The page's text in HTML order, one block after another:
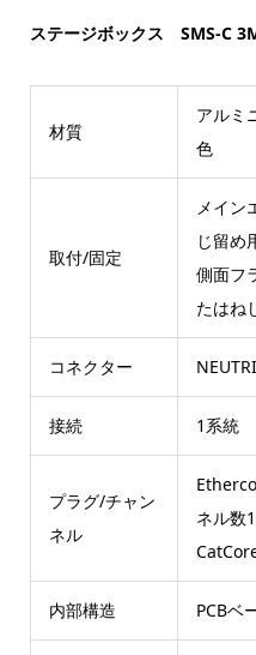
ステージボックス SMS-C
材質
アルミ
色
取付/固定
メイン
じ留め
側面フ
たはね
コネクター
接続 1系統
プラグ/チャン
ネル
ネル数
内部構造 PCBベ